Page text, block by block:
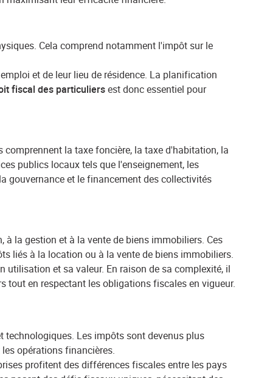
Cela comprend notamment l'impôt sur le
et de leur lieu de résidence. La planification
fiscal des particuliersest donc essentiel pour
la taxe foncière, la taxe d'habitation, la
publics locaux tels que l'enseignement, les
gouvernance et le financement des collectivités
la gestion et à la vente de biens immobiliers. Ces
liés à la location ou à la vente de biens immobiliers.
utilisation et sa valeur. En raison de sa complexité, il
tout en respectant les obligations fiscales en vigueur.
Les impôts sont devenus plus
opérations financières.
profitent des différences fiscales entre les pays